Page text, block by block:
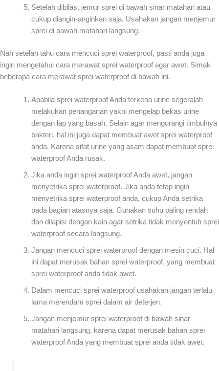
Setelah dibilas, jemur sprei di bawah sinar matahari atau
cukup diangin-anginkan saja. Usahakan jangan menjemur
sprei di bawah matahari langsung.
Nah setelah tahu cara mencuci sprei waterproof, pasti anda juga
ingin mengetahui cara merawat sprei waterproof agar awet. Simak
beberapa cara merawat sprei waterproof di bawah ini.
Apabila sprei waterproof Anda terkena urine segeralah
melakukan penanganan yakni mengelap bekas urine
dengan lap yang basah. Selain agar mengurangi timbulnya
bakteri, hal ini juga dapat membuat awet sprei waterproof
anda. Karena sifat urine yang asam dapat membuat sprei
waterproof Anda rusak.
Jika anda ingin sprei waterproof Anda awet, jangan
menyetrika sprei waterproof. Jika anda tetap ingin
menyetrika sprei waterproof anda, cukup Anda setrika
pada bagian atasnya saja. Gunakan suhu paling rendah
dan dilapisi dengan kain agar setrika tidak menyentuh sprei
waterproof secara langsung.
Jangan mencuci sprei waterproof dengan mesin cuci. Hal
ini dapat merusak bahan sprei waterproof, yang membuat
sprei waterproof anda tidak awet.
Dalam mencuci sprei waterproof usahakan jangan terlalu
lama merendam sprei dalam air deterjen.
Jangan menjemur sprei waterproof di bawah sinar
matahari langsung, karena dapat merusak bahan sprei
waterproof Anda yang membuat sprei anda tidak awet.